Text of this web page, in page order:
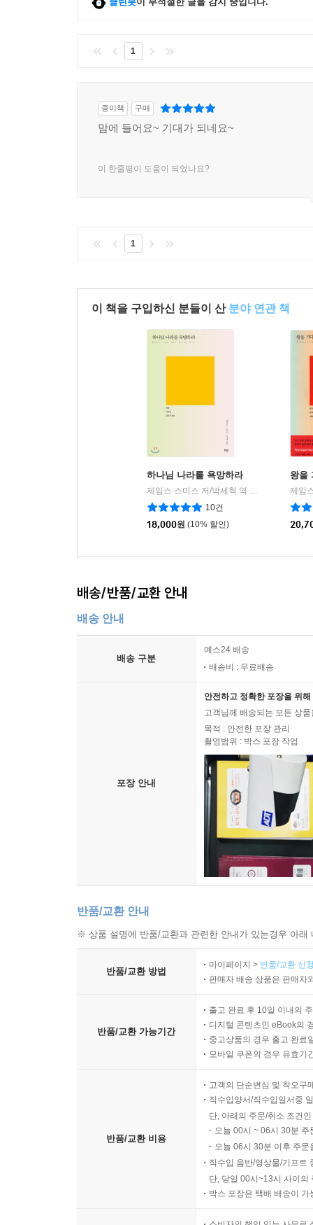
위대한 시와 더불어 영화, 소설, 일상의 삶에
- 윌리엄 캐버너 (드폴 대학교)
가장 잘 이해할 수 있다고 설득력 있게 주장한
철학적 이론화에 중요한 의미를 갖는다. 아울
발전시킨다. 칼뱅과 프루스트, 메를로퐁티, 아우
1
종이책 구매
맘에 들어요~ 기대가 되네요~
이 한줄평이 도움이 되었나요?
1
이 책을 구입하신 분들이 산 분야 연관 책
하나님 나라를 욕망하라
제임스 스미스 저/박세혁 역 | IVP
10건
18,000원 (10% 할인)
왕을
제임
배송/반품/교환 안내
배송 안내
배송 구분
예스24 배송
배송비 : 무료배송
포장 안내
안전하고 정확한 포장을 위
고객님께 배송되는 모든 상
목적 : 안전한 포장 관리
촬영범위 : 박스 포장 작업
반품/교환 안내
※ 상품 설명에 반품/교환과 관련한 안내가 있는경우 아
반품/교환 방법
마이페이지 > 반품/교환 신
판매자 배송 상품은 판매자
반품/교환 가능기간
출고 완료 후 10일 이내의
디지털 콘텐츠인 eBook의
중고상품의 경우 출고 완료
모바일 쿠폰의 경우 유효기
반품/교환 비용
고객의 단순변심 및 착오구
직수입양서/직수입일서중
단, 아래의 주문/취소 조건
오늘 00시 ~ 06시 30분
오늘 06시 30분 이후 주
직수입 음반/영상물/기프트
단, 당일 00시~13시 사이의
박스 포장은 택배 배송이